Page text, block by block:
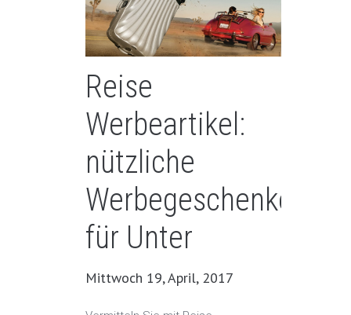
Reise
Werbeartikel:
nützliche
Werbegeschenke
für Unter
Mittwoch 19, April, 2017